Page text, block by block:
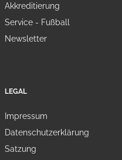
Akkreditierung
Service - Fußball
Newsletter
LEGAL
Impressum
Datenschutzerklärung
Satzung